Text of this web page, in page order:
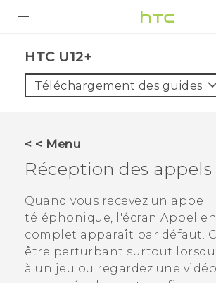
VIVE
ASSISTANCE
Appareils HTC & Accessoires
Connexion
HTC U12+‎
Téléchargement des guides
< < Menu
Réception des appels
Quand vous recevez un appel
téléphonique, l'écran Appel
complet apparaît par défaut.
être perturbant surtout
à un jeu ou regardez une